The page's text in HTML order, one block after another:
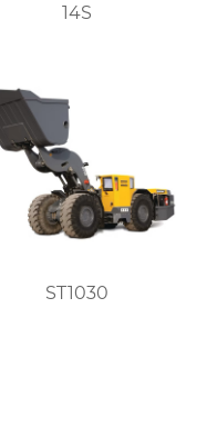
14S
ST1030